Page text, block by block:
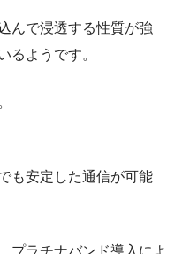
んで浸透する性質が強
るようです。
も安定した通信が可能
プラチナバンド導入によ